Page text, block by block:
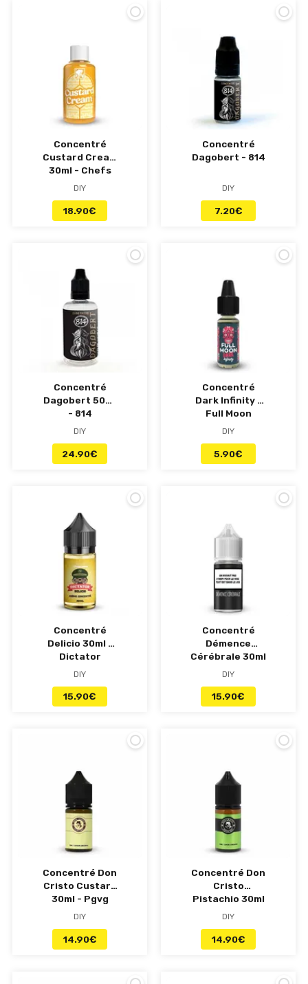
Concentré
Custard Cream
30ml - Chefs
Flavours
DIY
18.90€
Concentré
Dagobert - 814
DIY
7.20€
Concentré
Dagobert 50ml
- 814
DIY
24.90€
Concentré
Dark Infinity -
Full Moon
DIY
5.90€
Concentré
Delicio 30ml -
Dictator
DIY
15.90€
Concentré
Démence
Cérébrale 30ml
- Revolute
DIY
15.90€
Concentré Don
Cristo Custard
30ml - Pgvg
Labs
DIY
14.90€
Concentré Don
Cristo
Pistachio 30ml
- Pgvg Labs
DIY
14.90€